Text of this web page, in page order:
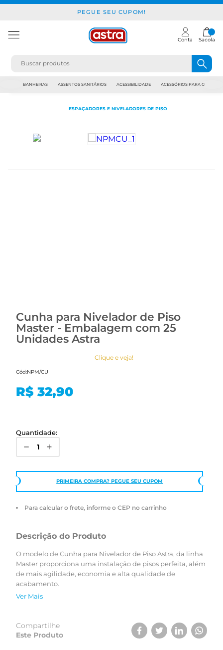
PEGUE SEU CUPOM!
Conta Sacola
BANHEIRAS ASSENTOS SANITÁRIOS ACESSIBILIDADE ACESSÓRIOS PARA
ESPAÇADORES E NIVELADORES DE PISO
Cunha para Nivelador de Piso
Master - Embalagem com 25
Unidades Astra
Clique e veja!
Cód:NPM/CU
R$ 32,90
Quantidade:
PRIMEIRA COMPRA? PEGUE SEU CUPOM
Para calcular o frete, informe o CEP no carrinho
Descrição do Produto
O modelo de Cunha para Nivelador de Piso Astra, da linha
Master proporciona uma instalação de pisos perfeita, além
de mais agilidade, economia e alta qualidade de
acabamento.
Ver Mais
Compartilhe
Este Produto